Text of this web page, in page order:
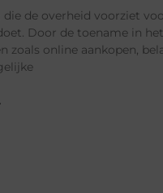
die de overheid voorziet
Door de toename in
zoals online aankopen,